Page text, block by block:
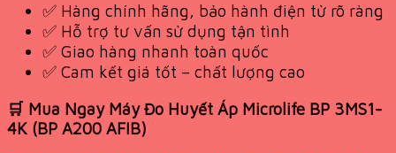
✅ Hàng chính hãng, bảo hành điện tử rõ ràng
✅ Hỗ trợ tư vấn sử dụng tận tình
✅ Giao hàng nhanh toàn quốc
✅ Cam kết giá tốt – chất lượng cao
🛒 Mua Ngay Máy Đo Huyết Áp Microlife BP 3MS1-
4K (BP A200 AFIB)